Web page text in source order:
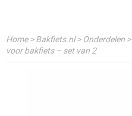
Home>Bakfiets.nl> Onderdelen >
voor bakfiets – set van 2